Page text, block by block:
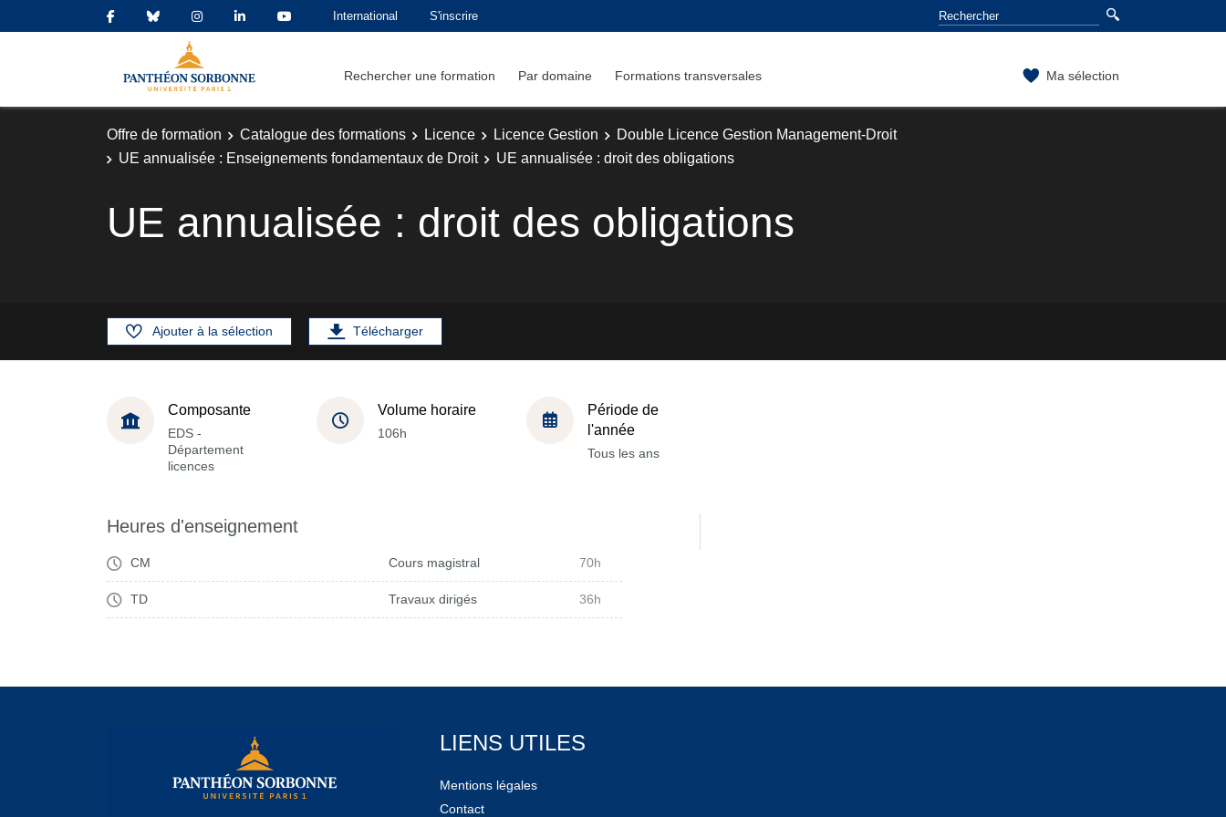
International S'inscrire
Rechercher une formation Par domaine Formations transversales Ma sélection
Offre de formation Catalogue des formations Licence Licence Gestion
Double Licence Gestion Management-Droit
UE annualisée : Enseignements fondamentaux de Droit
UE annualisée : droit des obligations
UE annualisée : droit des obligations
Ajouter à la sélection Télécharger
Composante
EDS -
Département
licences
Volume horaire
106h
Période de
l'année
Tous les ans
Heures d'enseignement
CM Cours magistral 70h
TD Travaux dirigés 36h
LIENS UTILES
Mentions légales
Contact